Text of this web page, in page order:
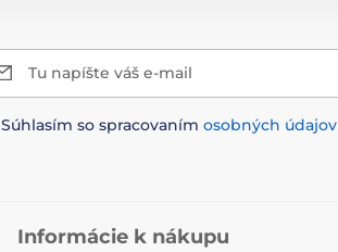
Tu napíšte váš e-mail
Súhlasím so spracovaním osobných údajov
Informácie k nákupu